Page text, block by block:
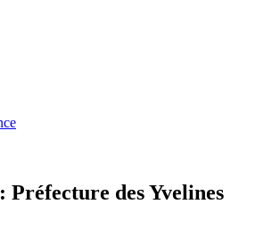
Préfecture des Yvelines